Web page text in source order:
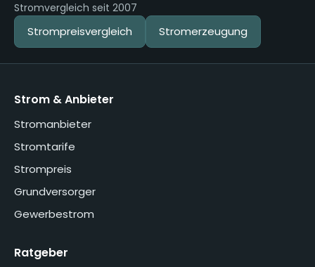
Stromvergleich seit 2007
Strompreisvergleich Stromerzeugung
Strom & Anbieter
Stromanbieter
Stromtarife
Strompreis
Grundversorger
Gewerbestrom
Ratgeber